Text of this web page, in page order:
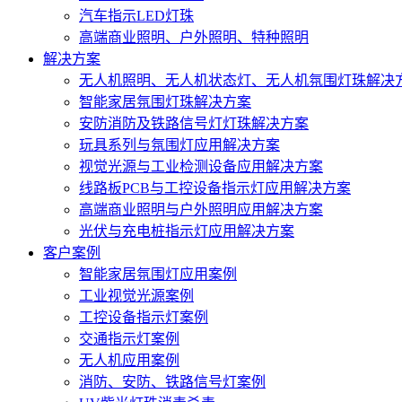
汽车指示LED灯珠
高端商业照明、户外照明、特种照明
解决方案
无人机照明、无人机状态灯、无人机氛围灯珠解决
智能家居氛围灯珠解决方案
安防消防及铁路信号灯灯珠解决方案
玩具系列与氛围灯应用解决方案
视觉光源与工业检测设备应用解决方案
线路板PCB与工控设备指示灯应用解决方案
高端商业照明与户外照明应用解决方案
光伏与充电桩指示灯应用解决方案
客户案例
智能家居氛围灯应用案例
工业视觉光源案例
工控设备指示灯案例
交通指示灯案例
无人机应用案例
消防、安防、铁路信号灯案例